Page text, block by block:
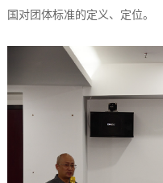
国对团体标准的定义、定位。